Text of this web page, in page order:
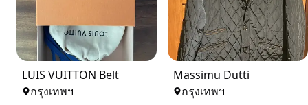
LUIS VUITTON Belt
กรุงเทพฯ
Massimu Dutti
กรุงเทพฯ